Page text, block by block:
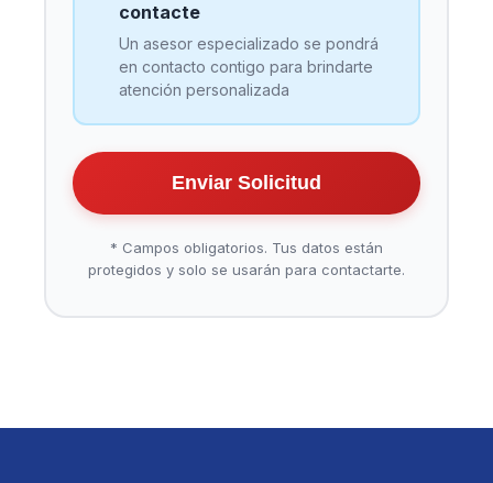
contacte
Un asesor especializado se pondrá
en contacto contigo para brindarte
atención personalizada
Enviar Solicitud
* Campos obligatorios. Tus datos están
protegidos y solo se usarán para contactarte.